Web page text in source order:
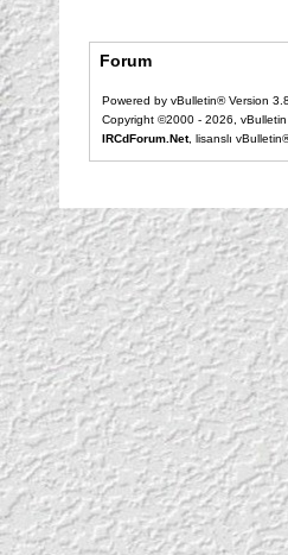
Forum
Powered by vBulletin® Version
Copyright ©2000 - 2026, vBulletin
IRCdForum.Net, lisanslı